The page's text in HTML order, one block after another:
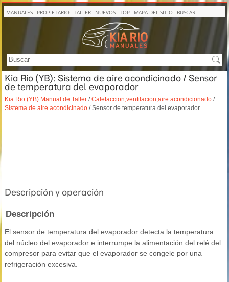
MANUALES PROPIETARIO TALLER NUEVOS TOP MAPA DEL SITIO BUSCAR
Kia Rio (YB): Sistema de aire acondicinado / Sensor
de temperatura del evaporador
Kia Rio (YB) Manual de Taller /Calefaccion,ventilacion,aire acondicionado /
Sistema de aire acondicinado / Sensor de temperatura del evaporador
Descripción y operación
Descripción
El sensor de temperatura del evaporador detecta la temperatura
del núcleo del evaporador e interrumpe la alimentación del relé del
compresor para evitar que el evaporador se congele por una
refrigeración excesiva.